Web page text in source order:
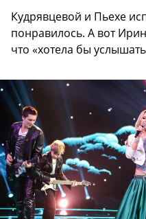
Кудрявцевой и Пьехе
понравилось. А вот
что «хотела бы